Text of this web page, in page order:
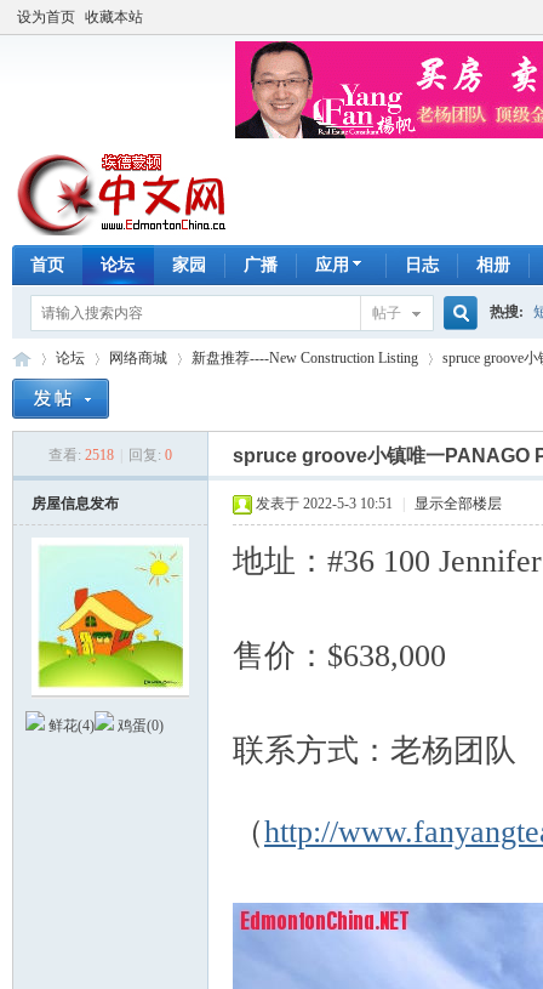
设为首页 收藏本站
首页 论坛 家园 广播 应用 日志 相册
帖子
索
热搜:
手工皂
论坛
›
网络商城
›
新盘推荐----New Construction Listing
›
spruce groove
查看: 2518 回复: 0 spruce groove小镇唯一PANAGO
房屋信息发布
鲜花(4) 鸡蛋(0)
发表于 2022-5-3 10:51 显示全部楼层
地址：#36 100
售价：$638,000
联系方式：老杨团队
（http://